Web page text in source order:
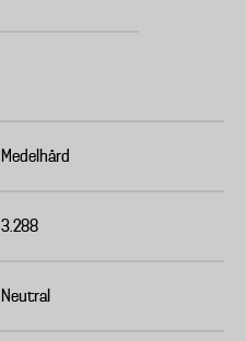
Medelhård
3.288
Neutral